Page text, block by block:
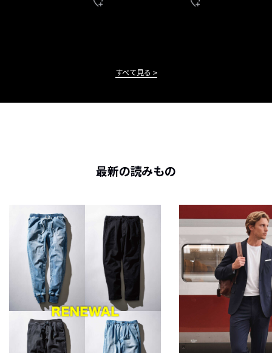
すべて見る
最新の読みもの